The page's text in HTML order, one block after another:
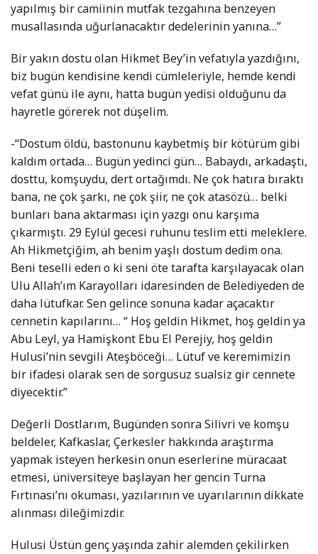
yapılmış bir camiinin mutfak tezgahına benzeyen
musallasında uğurlanacaktır dedelerinin yanına…”
Bir yakın dostu olan Hikmet Bey’in vefatıyla yazdığını,
biz bugün kendisine kendi cümleleriyle, hemde kendi
vefat günü ile aynı, hatta bugün yedisi olduğunu da
hayretle görerek not düşelim.
-“Dostum öldü, bastonunu kaybetmiş bir kötürüm gibi
kaldım ortada… Bugün yedinci gün… Babaydı, arkadaştı,
dosttu, komşuydu, dert ortağımdı. Ne çok hatıra bıraktı
bana, ne çok şarkı, ne çok şiir, ne çok atasözü… belki
bunları bana aktarması için yazgı onu karşıma
çıkarmıştı. 29 Eylül gecesi ruhunu teslim etti meleklere.
Ah Hikmetçiğim, ah benim yaşlı dostum dedim ona.
Beni teselli eden o ki seni öte tarafta karşılayacak olan
Ulu Allah’ım Karayolları idaresinden de Belediyeden de
daha lütufkar. Sen gelince sonuna kadar açacaktır
cennetin kapılarını… “ Hoş geldin Hikmet, hoş geldin ya
Abu Leyl, ya Hamişkont Ebu El Perejiy, hoş geldin
Hulusi’nin sevgili Ateşböceği… Lütuf ve keremimizin
bir ifadesi olarak sen de sorgusuz sualsiz gir cennete
diyecektir.”
Değerli Dostlarım, Bugünden sonra Silivri ve komşu
beldeler, Kafkaslar, Çerkesler hakkında araştırma
yapmak isteyen herkesin onun eserlerine müracaat
etmesi, üniversiteye başlayan her gencin Turna
Fırtınası’nı okuması, yazılarının ve uyarılarının dikkate
alınması dileğimizdir.
Hulusi Üstün genç yaşında zahir alemden çekilirken